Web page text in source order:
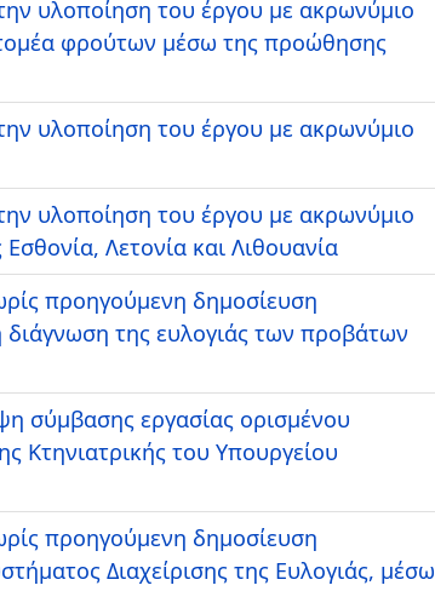
υλοποίηση του έργου με ακρωνύμιο
φρούτων μέσω της προώθησης
υλοποίηση του έργου με ακρωνύμιο
υλοποίηση του έργου με ακρωνύμιο
Λετονία και Λιθουανία
προηγούμενη δημοσίευση
διάγνωση της ευλογιάς των προβάτων
σύμβασης εργασίας ορισμένου
Κτηνιατρικής του Υπουργείου
προηγούμενη δημοσίευση
Διαχείρισης της Ευλογιάς, μέσω